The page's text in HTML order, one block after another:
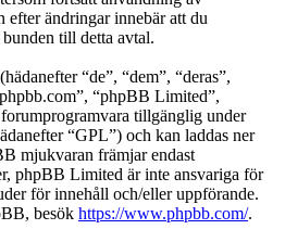
efter ändringar innebär att du
till detta avtal.
“de”, “dem”, “deras”,
“phpBB Limited”,
tillgänglig under
“GPL”) och kan laddas ner
mjukvaran främjar endast
phpBB Limited är inte ansvariga för
för innehåll och/eller uppförande.
besök https://www.phpbb.com/.